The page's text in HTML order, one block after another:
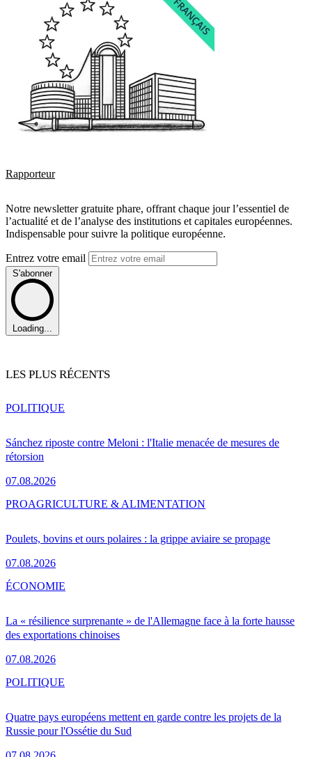
Rapporteur
Notre newsletter gratuite phare, offrant chaque jour l’essentiel de
l’actualité et de l’analyse des institutions et capitales européennes.
Indispensable pour suivre la politique européenne.
Entrez votre email
S'abonner
Loading...
LES PLUS RÉCENTS
Sánchez riposte contre Meloni : l'Italie menacée de mesures de
rétorsion
07.08.2026
POLITIQUE
Poulets, bovins et ours polaires : la grippe aviaire se propage
07.08.2026
PROAGRICULTURE & ALIMENTATION
La « résilience surprenante » de l'Allemagne face à la forte hausse
des exportations chinoises
07.08.2026
ÉCONOMIE
Quatre pays européens mettent en garde contre les projets de la
Russie pour l'Ossétie du Sud
POLITIQUE